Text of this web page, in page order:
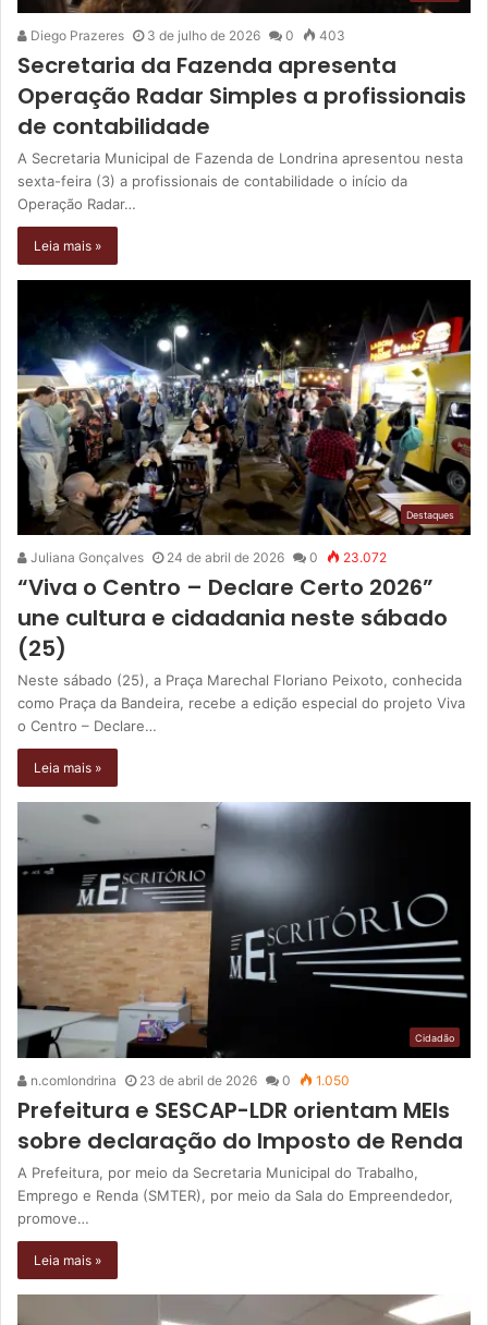
Diego Prazeres 3 de julho de 2026 0 403
Secretaria da Fazenda apresenta
Operação Radar Simples a profissionais
de contabilidade
A Secretaria Municipal de Fazenda de Londrina apresentou nesta
sexta-feira (3) a profissionais de contabilidade o início da
Operação Radar…
Leia mais »
Destaques
Juliana Gonçalves 24 de abril de 2026 0 23.072
“Viva o Centro – Declare Certo 2026”
une cultura e cidadania neste sábado
(25)
Neste sábado (25), a Praça Marechal Floriano Peixoto, conhecida
como Praça da Bandeira, recebe a edição especial do projeto Viva
o Centro – Declare…
Leia mais »
Cidadão
n.comlondrina 23 de abril de 2026 0 1.050
Prefeitura e SESCAP-LDR orientam MEIs
sobre declaração do Imposto de Renda
A Prefeitura, por meio da Secretaria Municipal do Trabalho,
Emprego e Renda (SMTER), por meio da Sala do Empreendedor,
promove…
Leia mais »